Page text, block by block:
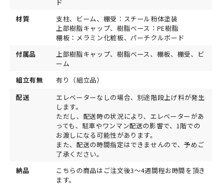
ド
材質
支柱、ビーム、棚受：スチール粉体塗装
上部樹脂キャップ、樹脂ベース：PE樹脂
棚板：メラミン化粧板、パーチクルボード
付属品
上部樹脂キャップ、樹脂ベース、棚板、棚受、ビ
ーム
組立有無
有り（組立品）
配送
エレベーターなしの場合、別途階段上げ料が発生
します。
ただし、配送時の状況により、エレベーターがあ
っても、駐車やワンマン配送の影響で、1階での
お渡しになる可能性があります。
また、配送の時間指定はできませんので、予めご
了承ください。
納品
こちらの商品はご注文後3～4週間程お時間を頂き
ます。